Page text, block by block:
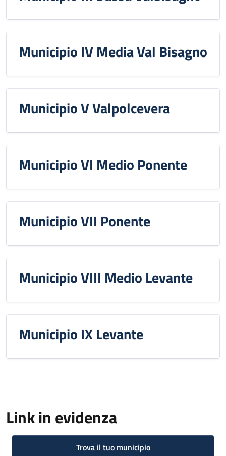
Municipio IV Media Val Bisagno
Municipio V Valpolcevera
Municipio VI Medio Ponente
Municipio VII Ponente
Municipio VIII Medio Levante
Municipio IX Levante
Link in evidenza
Trova il tuo municipio